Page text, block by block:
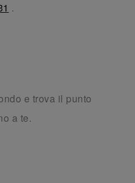
.
e trova il punto
a te.